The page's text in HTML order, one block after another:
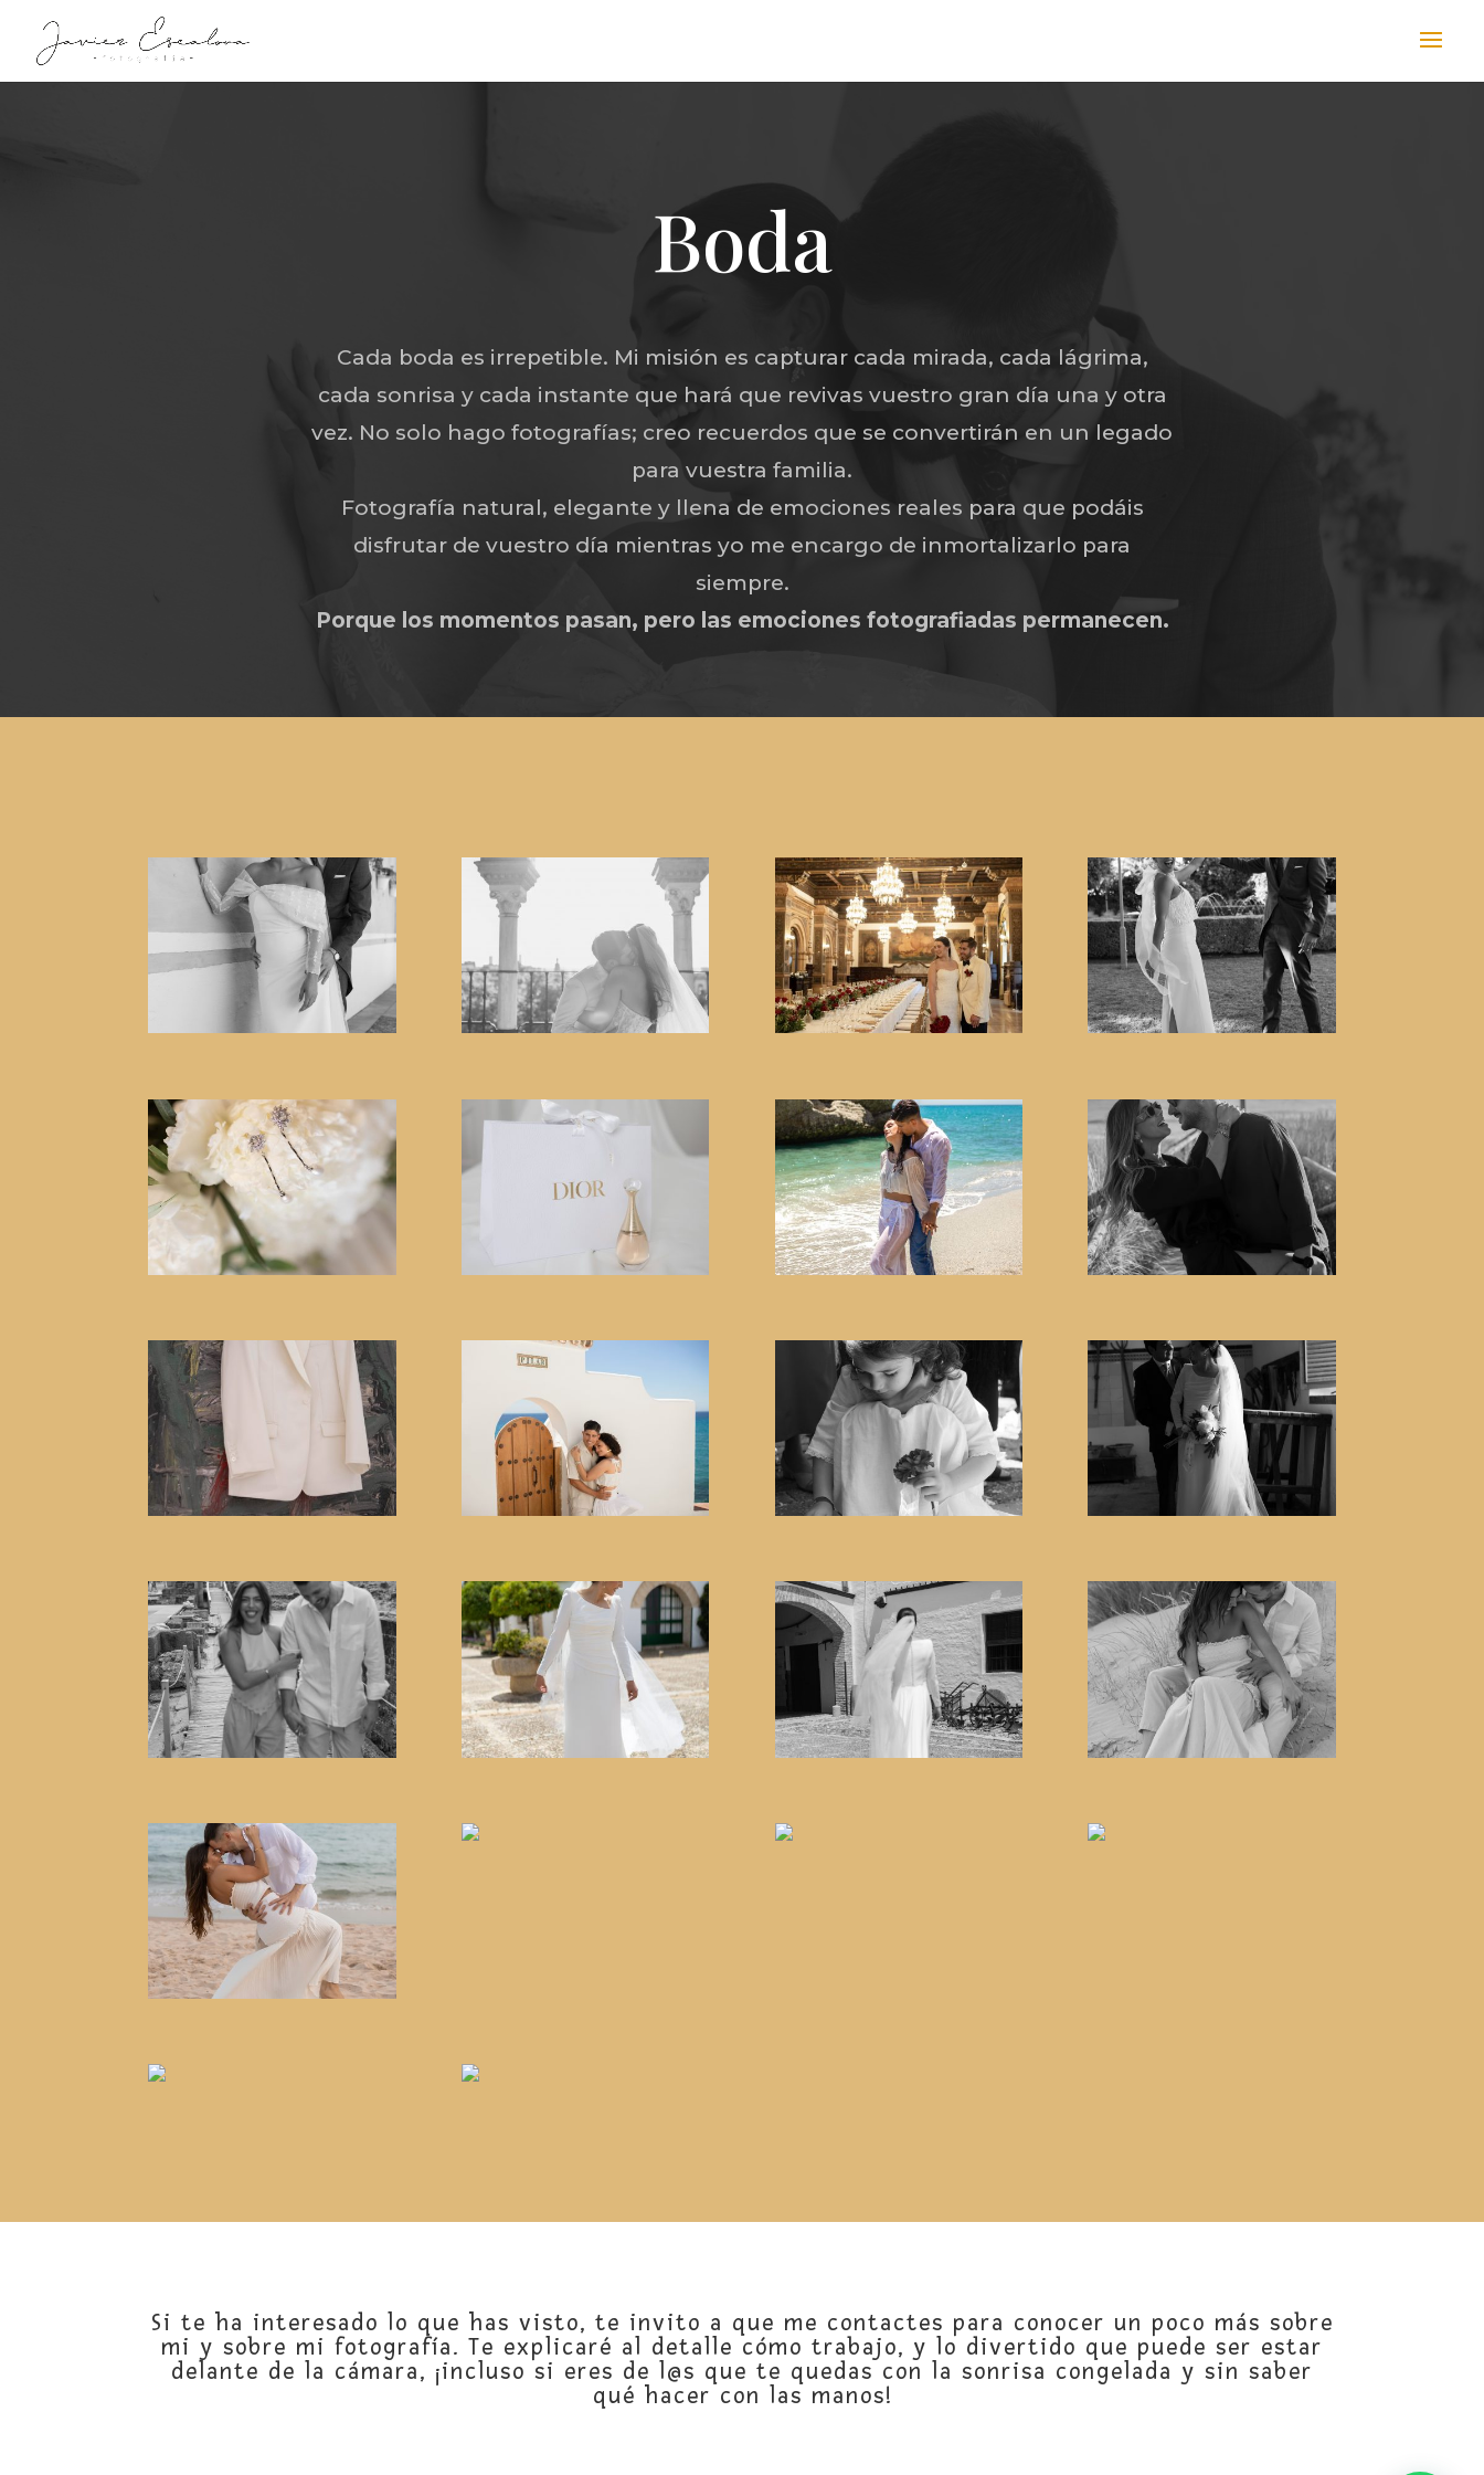
Boda
Cada boda es irrepetible. Mi misión es capturar cada mirada, cada lágrima,
cada sonrisa y cada instante que hará que revivas vuestro gran día una y otra
vez. No solo hago fotografías; creo recuerdos que se convertirán en un legado
para vuestra familia.
Fotografía natural, elegante y llena de emociones reales para que podáis
disfrutar de vuestro día mientras yo me encargo de inmortalizarlo para
siempre.
Porque los momentos pasan, pero las emociones fotografiadas permanecen.
Si te ha interesado lo que has visto, te invito a que me contactes para conocer un poco más sobre
mi y sobre mi fotografía. Te explicaré al detalle cómo trabajo, y lo divertido que puede ser estar
delante de la cámara, ¡incluso si eres de l@s que te quedas con la sonrisa congelada y sin saber
qué hacer con las manos!